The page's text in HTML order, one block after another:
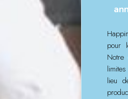
pour
Notre
lieu